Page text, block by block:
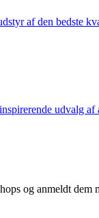
af den bedste
udvalg
og anmeldt